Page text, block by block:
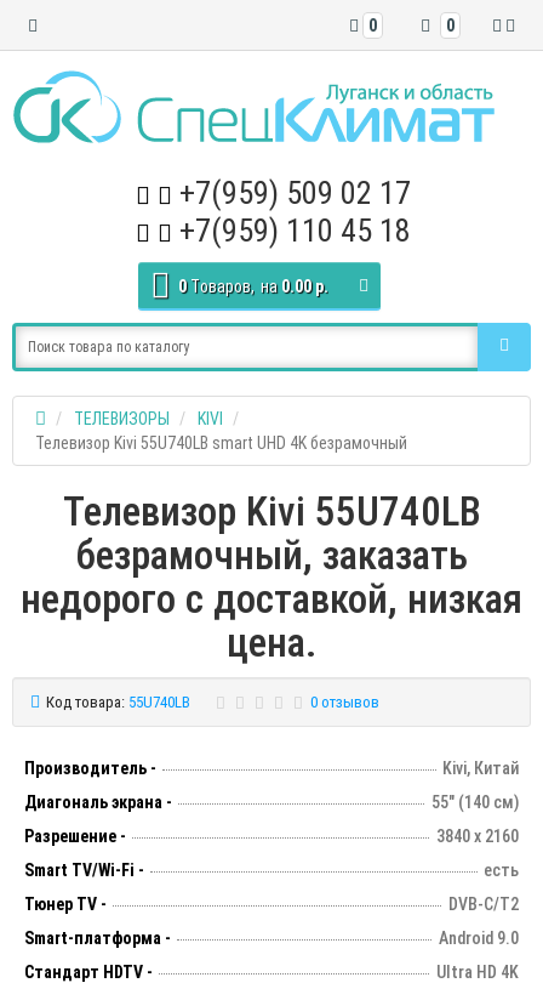
0
0
+7(959) 509 02 17
+7(959) 110 45 18
0 Tоваров, на 0.00 р.
ТЕЛЕВИЗОРЫ
KIVI
Телевизор Kivi 55U740LB smart UHD 4K безрамочный
Телевизор Kivi 55U740LB
безрамочный, заказать
недорого с доставкой, низкая
цена.
Код товара: 55U740LB 0 отзывов
Производитель -
Kivi, Китай
Диагональ экрана -
55" (140 см)
Разрешение -
3840 х 2160
Smart TV/Wi-Fi -
есть
Тюнер TV -
DVB-C/T2
Smart-платформа -
Android 9.0
Стандарт HDTV -
Ultra HD 4K